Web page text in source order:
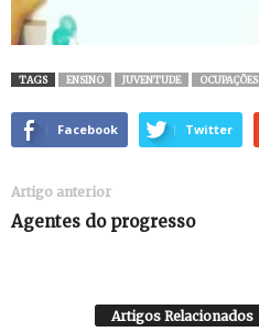
TAGS ENSINO JUVENTUDE OCUPAÇÕES
Facebook Twitter
Artigo anterior
Agentes do progresso
Artigos Relacionados